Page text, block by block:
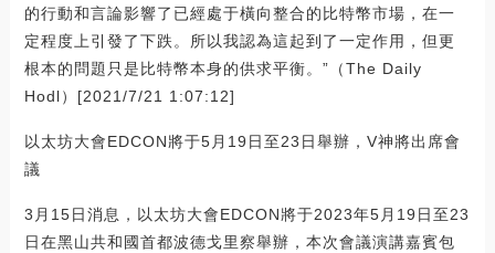
的行動和言論影響了已經處于橫向整合的比特幣市場，在一
定程度上引發了下跌。所以我認為這起到了一定作用，但更
根本的問題只是比特幣本身的供求平衡。”（The Daily
Hodl）[2021/7/21 1:07:12]
以太坊大會EDCON將于5月19日至23日舉辦，V神將出席會
議
3月15日消息，以太坊大會EDCON將于2023年5月19日至23
日在黑山共和國首都波德戈里察舉辦，本次會議演講嘉賓包